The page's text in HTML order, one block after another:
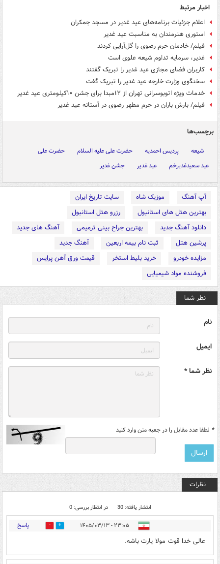
اخبار مرتبط
اعلام جزئیات برنامه‌های عید غدیر در مسجد جمکران
استوری هنرمندان به‌ مناسبت عید غدیر
فیلم/ خادمان حرم رضوی را گل‌آرایی کردند
غدیر، سرمایه تداوم شیعه علوی است
کاربران فضای مجازی عید غدیر را تبریک گفتند
سخنگوی وزارت خارجه عید غدیر را تبریک گفت
خدمات ویژه اتوبوسرانی تهران از ۱۲مبدا برای جشن ۱۰کیلومتری عید غدیر
فیلم/ بارش باران در حرم مطهر رضوی در آستانه عید غدیر
برچسب‌ها
شیعه پردیس احمدیه حضرت علی علیه السلام
حضرت علی
عید سعیدغدیرخم
عید غدیر جشن غدیر
آپ آهنگ موزیک شاه
سایت تاریخ ایران
بهترین هتل های استانبول
رزرو هتل استانبول
دانلود آهنگ جدید
بهترین جراح بینی ترمیمی
آهنگ های جدید
پرشین هتل
ثبت نام بیمه اربعین
آهنگ جدید
مزایده خودرو
خرید بلیط استخر
قیمت ورق آهن پرایس
فروشنده مواد شیمیایی
نظر شما
نام
ایمیل
نظر شما *
* لطفا عدد مقابل را در جعبه متن وارد کنید
نظرات
انتشار یافته: 30 در انتظار بررسی: 0
۲۳:۰۵ - ۱۴۰۵/۰۳/۱۳ 23 پاسخ
عالی خدا قوت مولا یارت باشه.